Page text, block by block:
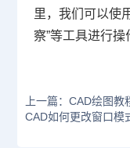
里，我们可以使
察”等工具进行操
上一篇：CAD绘图教
CAD如何更改窗口模